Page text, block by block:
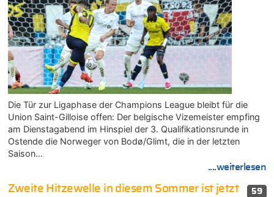
Die Tür zur Ligaphase der Champions League bleibt für die
Union Saint-Gilloise offen: Der belgische Vizemeister empfing
am Dienstagabend im Hinspiel der 3. Qualifikationsrunde in
Ostende die Norweger von Bodø/Glimt, die in der letzten
Saison…
....weiterlesen
59
Zweite Hitzewelle in diesem Sommer ist jetzt